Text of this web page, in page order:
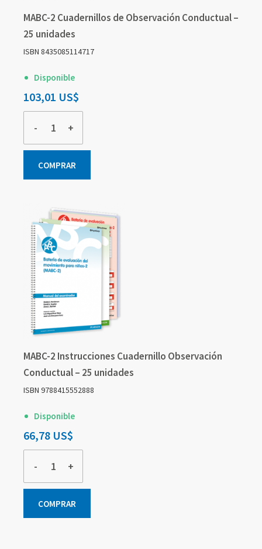
MABC-2 Cuadernillos de Observación Conductual –
25 unidades
ISBN 8435085114717
Disponible
103,01 US$
- +
COMPRAR
MABC-2 Instrucciones Cuadernillo Observación
Conductual – 25 unidades
ISBN 9788415552888
Disponible
66,78 US$
- +
COMPRAR